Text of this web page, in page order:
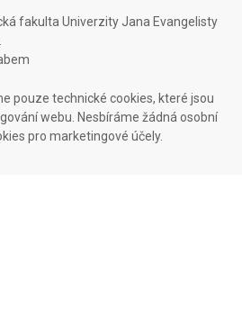
fakulta Univerzity Jana Evangelisty
pouze technické cookies, které jsou
webu. Nesbíráme žádná osobní
pro marketingové účely.